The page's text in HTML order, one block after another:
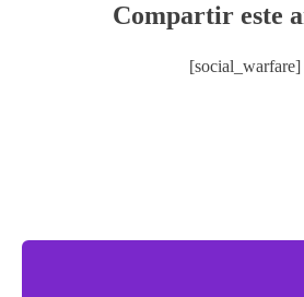
Compartir este
[social_warfare]